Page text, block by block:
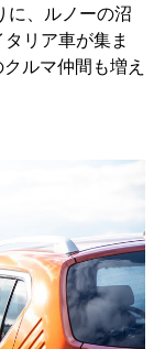
に、ルノーの沼
リア車が集ま
ルマ仲間も増え